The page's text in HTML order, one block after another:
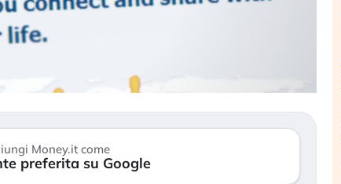
Money.it come
preferita su Google
dell’economia reale. L’America sta
ripetendo gli errori del 2008?
sempre più sganciata dall’economia
reale. (…)